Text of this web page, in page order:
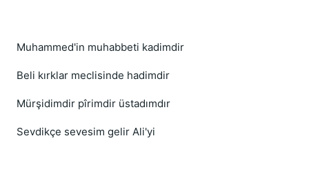
Muhammed'in muhabbeti kadimdir
Beli kırklar meclisinde hadimdir
Mürşidimdir pîrimdir üstadımdır
Sevdikçe sevesim gelir Ali'yi